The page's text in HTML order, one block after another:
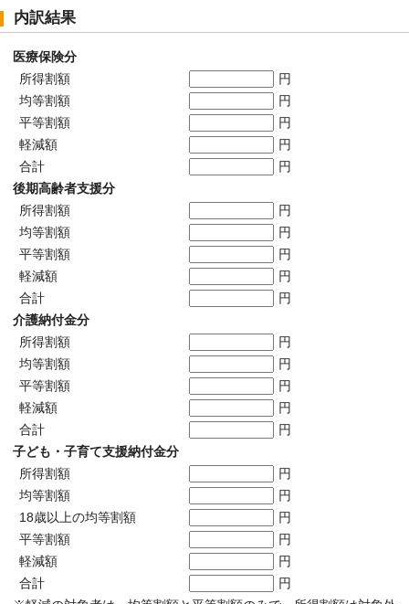
内訳結果
医療保険分
所得割額
円
均等割額
円
平等割額
円
軽減額
円
合計
円
後期高齢者支援分
所得割額
円
均等割額
円
平等割額
円
軽減額
円
合計
円
介護納付金分
所得割額
円
均等割額
円
平等割額
円
軽減額
円
合計
円
子ども・子育て支援納付金分
所得割額
円
均等割額
円
18歳以上の均等割額
円
平等割額
円
軽減額
円
合計
円